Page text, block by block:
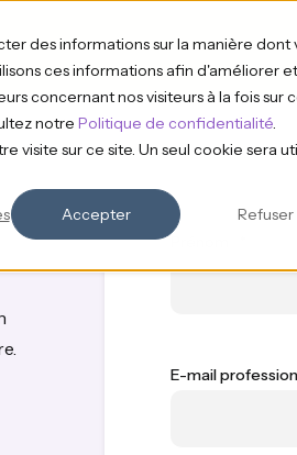
des informations sur la manière dont
ces informations afin d'améliorer
concernant nos visiteurs à la fois sur
notre Politique de confidentialité.
visite sur ce site. Un seul cookie sera
Accepter Refuser
E-mail